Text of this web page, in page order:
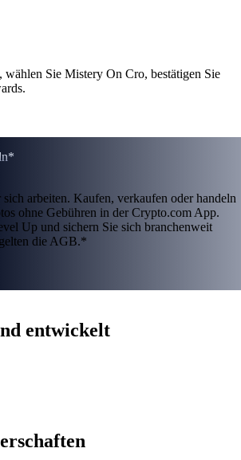
wählen Sie Mistery On Cro, bestätigen Sie
arbeiten. Kaufen, verkaufen oder handeln
ohne Gebühren in der Crypto.com App.
Up und sichern Sie sich branchenweit
die AGB.*
entwickelt